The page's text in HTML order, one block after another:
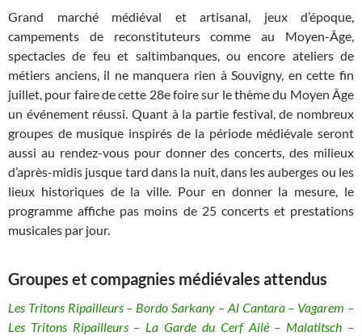
Grand marché médiéval et artisanal, jeux d’époque,
campements de reconstituteurs comme au Moyen-Âge,
spectacles de feu et saltimbanques, ou encore ateliers de
métiers anciens, il ne manquera rien à Souvigny, en cette fin
juillet, pour faire de cette 28e foire sur le thème du Moyen Âge
un événement réussi. Quant à la partie festival, de nombreux
groupes de musique inspirés de la période médiévale seront
aussi au rendez-vous pour donner des concerts, des milieux
d’après-midis jusque tard dans la nuit, dans les auberges ou les
lieux historiques de la ville. Pour en donner la mesure, le
programme affiche pas moins de 25 concerts et prestations
musicales par jour.
Groupes et compagnies médiévales attendus
Les Tritons Ripailleurs – Bordo Sarkany – Al Cantara – Vagarem –
Les Tritons Ripailleurs – La Garde du Cerf Ailé – Malatitsch –